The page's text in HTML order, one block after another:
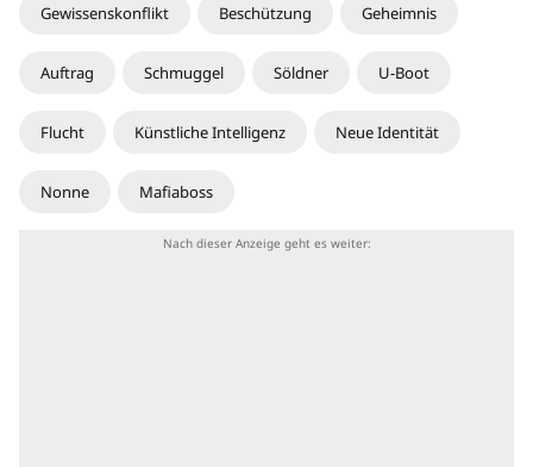
Gewissenskonflikt Beschützung Geheimnis
Auftrag Schmuggel Söldner U-Boot
Flucht Künstliche Intelligenz Neue Identität
Nonne Mafiaboss